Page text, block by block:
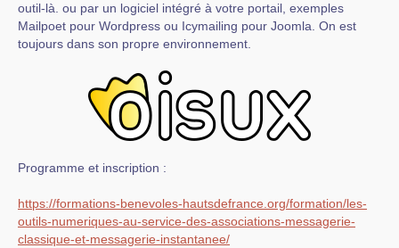
outil-là. ou par un logiciel intégré à votre portail, exemples
Mailpoet pour Wordpress ou Icymailing pour Joomla. On est
toujours dans son propre environnement.
Programme et inscription :
https://formations-benevoles-hautsdefrance.org/formation/les-
outils-numeriques-au-service-des-associations-messagerie-
classique-et-messagerie-instantanee/